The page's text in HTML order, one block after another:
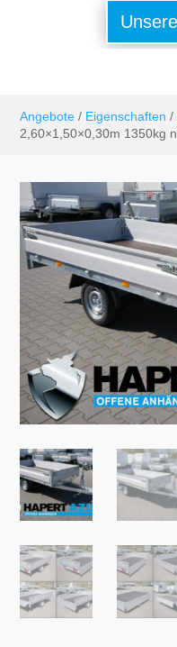
Angebote / Eigenschaften /
2,60×1,50×0,30m 1350kg